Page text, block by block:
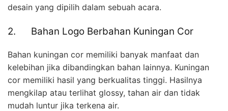
desain yang dipilih dalam sebuah acara.
2. Bahan Logo Berbahan Kuningan Cor
Bahan kuningan cor memiliki banyak manfaat dan
kelebihan jika dibandingkan bahan lainnya. Kuningan
cor memiliki hasil yang berkualitas tinggi. Hasilnya
mengkilap atau terlihat glossy, tahan air dan tidak
mudah luntur jika terkena air.